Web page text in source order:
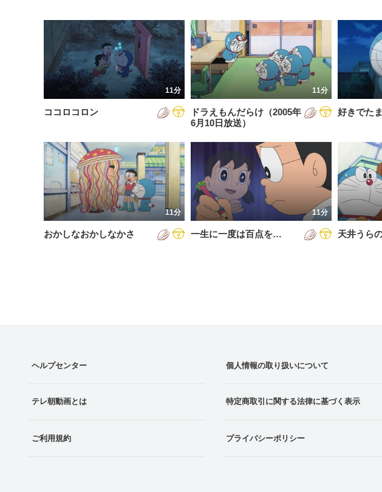
2020年
2021年
2022年
2023年
2024年
2026年
11分
ココロコロン
11分
ドラえもんだらけ（2005年
6月10日放送）
好きでた
11分
おかしなおかしなかさ
11分
一生に一度は百点を… 天井うら
ヘルプセンター
テレ朝動画とは
ご利用規約
個人情報の取り扱いについて
特定商取引に関する法律に基づく表示
プライバシーポリシー